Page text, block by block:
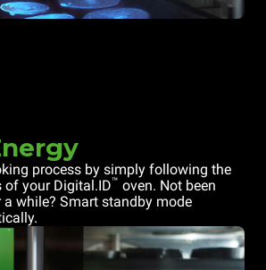
process by simply following the
of your Digital.ID™ oven. Not been
while? Smart standby mode